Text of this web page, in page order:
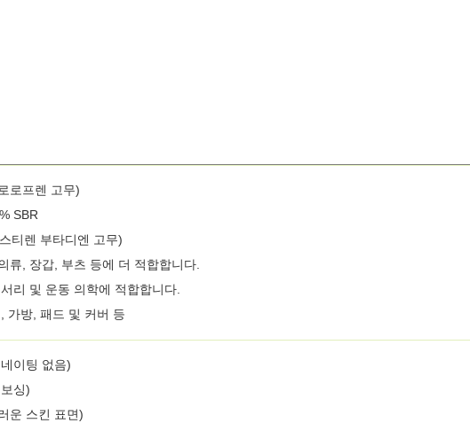
로프렌 고무)
SBR
티렌 부타디엔 고무)
류, 장갑, 부츠 등에 더 적합합니다.
리 및 운동 의학에 적합합니다.
가방, 패드 및 커버 등
이팅 없음)
싱)
운 스킨 표면)